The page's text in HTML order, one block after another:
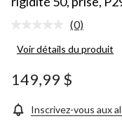
Aucune
pour
produit.
Lien
la
même
(0)
Voir détails du produit
149,99 $
Inscrivez-vous aux